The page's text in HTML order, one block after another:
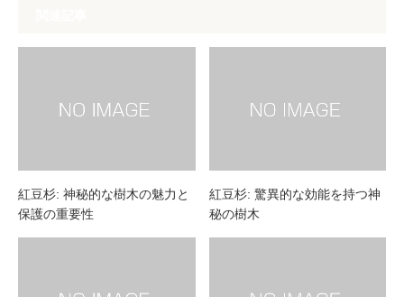
紅豆杉: 神秘的な樹木の魅力と
保護の重要性
紅豆杉: 驚異的な効能を持つ神
秘の樹木